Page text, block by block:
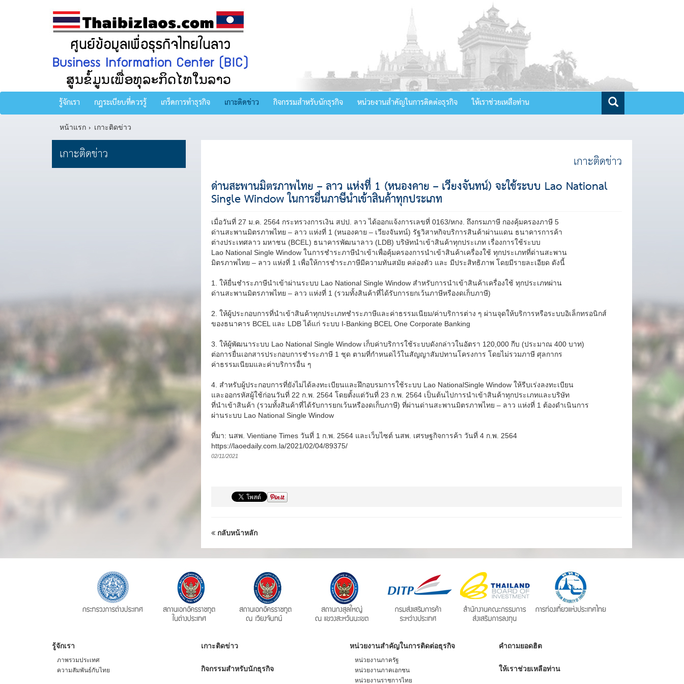
รู้จักเรา กฎระเบียบที่ควรรู้ เกร็ดการทำธุรกิจ เกาะติดข่าว กิจกรรมสำหรับนักธุรกิจ หน่วยงานสำคัญในการติดต่อธุรกิจ ให้เราช่วยเหลือท่าน
หน้าแรก เกาะติดข่าว
เกาะติดข่าว เกาะติดข่าว
ด่านสะพานมิตรภาพไทย – ลาว แห่งที่ 1 (หนองคาย – เวียงจันทน์) จะใช้ระบบ Lao National
Single Window ในการยื่นภาษีนำเข้าสินค้าทุกประเภท
เมื่อวันที่ 27 ม.ค. 2564 กระทรวงการเงิน สปป. ลาว ได้ออกแจ้งการเลขที่ 0163/หกง. ถึงกรมภาษี กองคุ้มครองภาษี 5
ด่านสะพานมิตรภาพไทย – ลาว แห่งที่ 1 (หนองคาย – เวียงจันทน์) รัฐวิสาหกิจบริการสินค้าผ่านแดน ธนาคารการค้า
ต่างประเทศลาว มหาชน (BCEL) ธนาคารพัฒนาลาว (LDB) บริษัทนำเข้าสินค้าทุกประเภท เรื่องการใช้ระบบ
Lao National Single Window ในการชำระภาษีนำเข้าเพื่อคุ้มครองการนำเข้าสินค้าเครื่องใช้ ทุกประเภทที่ด่านสะพาน
มิตรภาพไทย – ลาว แห่งที่ 1 เพื่อให้การชำระภาษีมีความทันสมัย คล่องตัว และ มีประสิทธิภาพ โดยมีรายละเอียด ดังนี้
1. ให้ยื่นชำระภาษีนำเข้าผ่านระบบ Lao National Single Window สำหรับการนำเข้าสินค้าเครื่องใช้ ทุกประเภทผ่าน
ด่านสะพานมิตรภาพไทย – ลาว แห่งที่ 1 (รวมทั้งสินค้าที่ได้รับการยกเว้นภาษีหรืองดเก็บภาษี)
2. ให้ผู้ประกอบการที่นำเข้าสินค้าทุกประเภทชำระภาษีและค่าธรรมเนียม/ค่าบริการต่าง ๆ ผ่านจุดให้บริการหรือระบบอิเล็กทรอนิกส์
ของธนาคาร BCEL และ LDB ได้แก่ ระบบ I-Banking BCEL One Corporate Banking
3. ให้ผู้พัฒนาระบบ Lao National Single Window เก็บค่าบริการใช้ระบบดังกล่าวในอัตรา 120,000 กีบ (ประมาณ 400 บาท)
ต่อการยื่นเอกสารประกอบการชำระภาษี 1 ชุด ตามที่กำหนดไว้ในสัญญาสัมปทานโครงการ โดยไม่รวมภาษี ศุลกากร
ค่าธรรมเนียมและค่าบริการอื่น ๆ
4. สำหรับผู้ประกอบการที่ยังไม่ได้ลงทะเบียนและฝึกอบรมการใช้ระบบ Lao NationalSingle Window ให้รีบเร่งลงทะเบียน
และออกรหัสผู้ใช้ก่อนวันที่ 22 ก.พ. 2564 โดยตั้งแต่วันที่ 23 ก.พ. 2564 เป็นต้นไปการนำเข้าสินค้าทุกประเภทและบริษัท
ที่นำเข้าสินค้า (รวมทั้งสินค้าที่ได้รับการยกเว้นหรืองดเก็บภาษี) ที่ผ่านด่านสะพานมิตรภาพไทย – ลาว แห่งที่ 1 ต้องดำเนินการ
ผ่านระบบ Lao National Single Window
ที่มา: นสพ. Vientiane Times วันที่ 1 ก.พ. 2564 และเว็บไซต์ นสพ. เศรษฐกิจการค้า วันที่ 4 ก.พ. 2564
https://laoedaily.com.la/2021/02/04/89375/
02/11/2021
กลับหน้าหลัก
รู้จักเรา
ภาพรวมประเทศ
ความสัมพันธ์กับไทย
เกาะติดข่าว
กิจกรรมสำหรับนักธุรกิจ
หน่วยงานสำคัญในการติดต่อธุรกิจ
หน่วยงานภาครัฐ
หน่วยงานภาคเอกชน
หน่วยงานราชการไทย
คำถามยอดฮิต
ให้เราช่วยเหลือท่าน